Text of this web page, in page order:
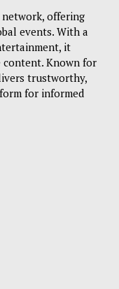
network, offering
events. With a
it
Known for
trustworthy,
for informed